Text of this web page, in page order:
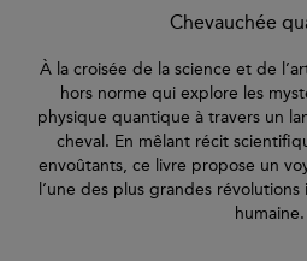
Chevauchée
À la croisée de la science et de
hors norme qui explore les
physique quantique à travers un
cheval. En mêlant récit
envoûtants, ce livre propose un
l’une des plus grandes
humaine.